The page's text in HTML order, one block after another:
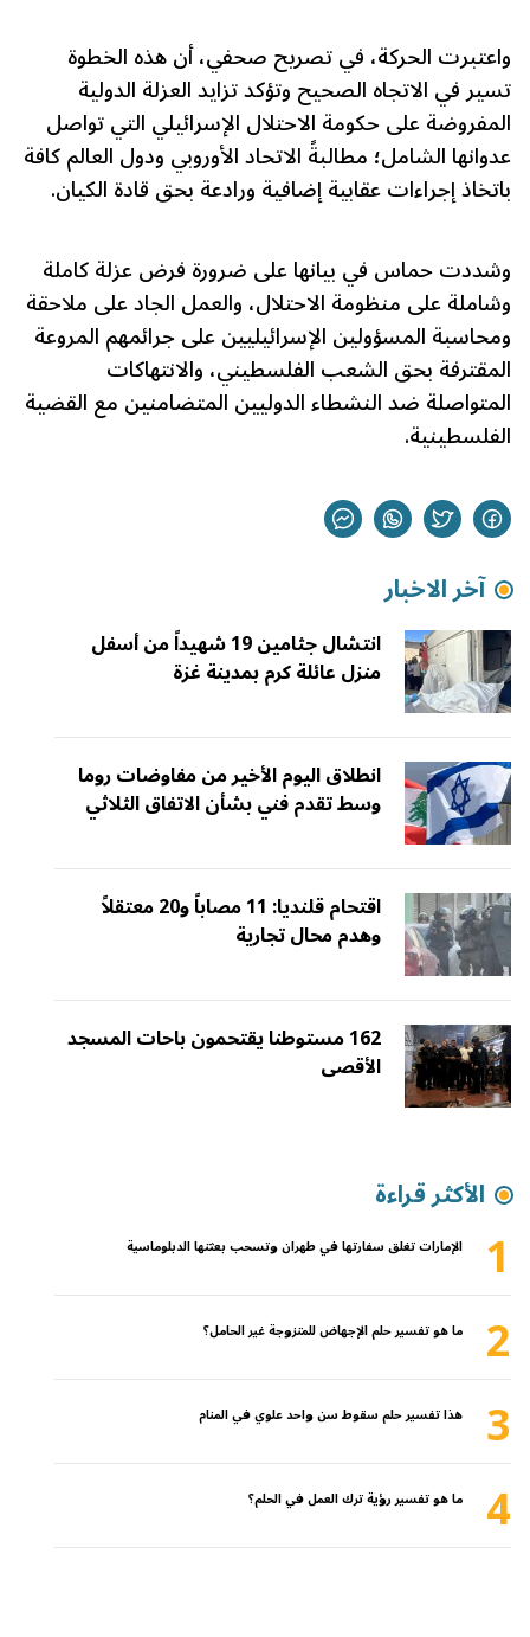
واعتبرت الحركة، في تصريح صحفي، أن هذه الخطوة
تسير في الاتجاه الصحيح وتؤكد تزايد العزلة الدولية
المفروضة على حكومة الاحتلال الإسرائيلي التي تواصل
عدوانها الشامل؛ مطالبةً الاتحاد الأوروبي ودول العالم كافة
باتخاذ إجراءات عقابية إضافية ورادعة بحق قادة الكيان.
وشددت حماس في بيانها على ضرورة فرض عزلة كاملة
وشاملة على منظومة الاحتلال، والعمل الجاد على ملاحقة
ومحاسبة المسؤولين الإسرائيليين على جرائمهم المروعة
المقترفة بحق الشعب الفلسطيني، والانتهاكات
المتواصلة ضد النشطاء الدوليين المتضامنين مع القضية
الفلسطينية.
آخر الاخبار
انتشال جثامين 19 شهيداً من أسفل
منزل عائلة كرم بمدينة غزة
انطلاق اليوم الأخير من مفاوضات روما
وسط تقدم فني بشأن الاتفاق الثلاثي
اقتحام قلنديا: 11 مصاباً و20 معتقلاً
وهدم محال تجارية
162 مستوطنا يقتحمون باحات المسجد
الأقصى
الأكثر قراءة
1 الإمارات تغلق سفارتها في طهران وتسحب بعثتها الدبلوماسية
2 ما هو تفسير حلم الإجهاض للمتزوجة غير الحامل؟
3 هذا تفسير حلم سقوط سن واحد علوي في المنام
4 ما هو تفسير رؤية ترك العمل في الحلم؟